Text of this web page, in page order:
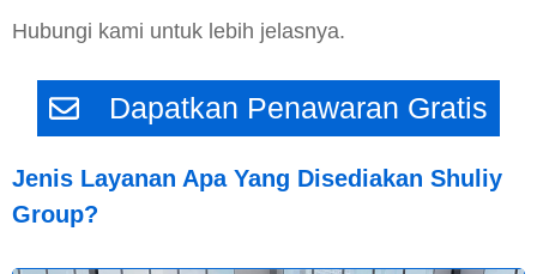
Hubungi kami untuk lebih jelasnya.
Dapatkan Penawaran Gratis
Jenis Layanan Apa Yang Disediakan Shuliy
Group?